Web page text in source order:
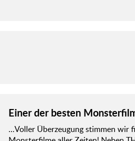
Einer der besten
…Voller Überzeugung stimmen wir